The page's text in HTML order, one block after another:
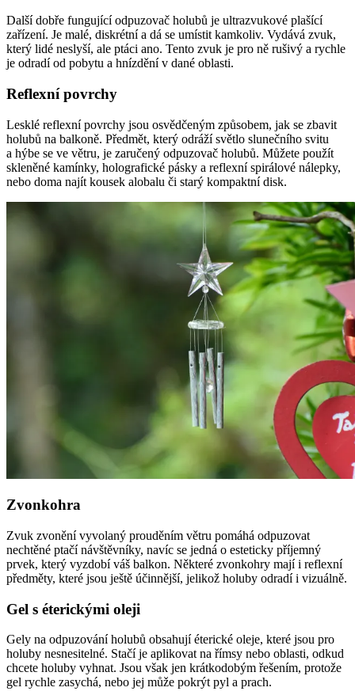
Další dobře fungující odpuzovač holubů je ultrazvukové plašící
zařízení. Je malé, diskrétní a dá se umístit kamkoliv. Vydává zvuk,
který lidé neslyší, ale ptáci ano. Tento zvuk je pro ně rušivý a rychle
je odradí od pobytu a hnízdění v dané oblasti.
Reflexní povrchy
Lesklé reflexní povrchy jsou osvědčeným způsobem, jak se zbavit
holubů na balkoně. Předmět, který odráží světlo slunečního svitu
a hýbe se ve větru, je zaručený odpuzovač holubů. Můžete použít
skleněné kamínky, holografické pásky a reflexní spirálové nálepky,
nebo doma najít kousek alobalu či starý kompaktní disk.
Zvonkohra
Zvuk zvonění vyvolaný prouděním větru pomáhá odpuzovat
nechtěné ptačí návštěvníky, navíc se jedná o esteticky příjemný
prvek, který vyzdobí váš balkon. Některé zvonkohry mají i reflexní
předměty, které jsou ještě účinnější, jelikož holuby odradí i vizuálně.
Gel s éterickými oleji
Gely na odpuzování holubů obsahují éterické oleje, které jsou pro
holuby nesnesitelné. Stačí je aplikovat na římsy nebo oblasti, odkud
chcete holuby vyhnat. Jsou však jen krátkodobým řešením, protože
gel rychle zasychá, nebo jej může pokrýt pyl a prach.